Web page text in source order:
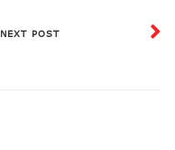
NEXT POST